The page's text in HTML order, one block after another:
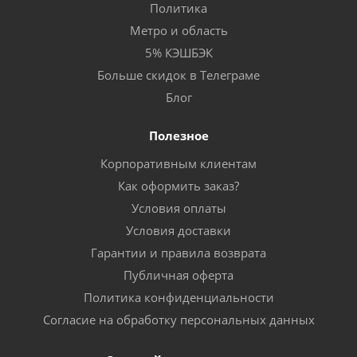
Политика
Метро и область
5% КЭШБЭК
Больше скидок в Телеграме
Блог
Полезное
Корпоративным клиентам
Как оформить заказ?
Условия оплаты
Условия доставки
Гарантии и правила возврата
Публичная оферта
Политика конфиденциальности
Согласие на обработку персональных данных